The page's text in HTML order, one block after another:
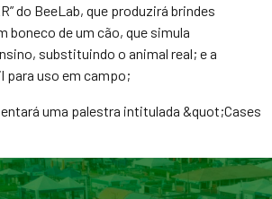
do BeeLab, que produzirá brindes
boneco de um cão, que simula
substituindo o animal real; e a
para uso em campo;
uma palestra intitulada &quot;Cases